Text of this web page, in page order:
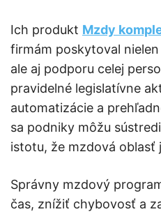
Ich produkt Mzdy
firmám poskytoval
ale aj podporu celej
pravidelné legislatívne
automatizácie a
sa podniky môžu
istotu, že mzdová oblasť
Správny mzdový
čas, znížiť chybovosť a